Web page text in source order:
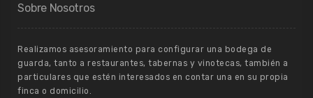
Sobre Nosotros
Realizamos asesoramiento para configurar una bodega de
guarda, tanto a restaurantes, tabernas y vinotecas, también a
particulares que estén interesados en contar una en su propia
finca o domicilio.